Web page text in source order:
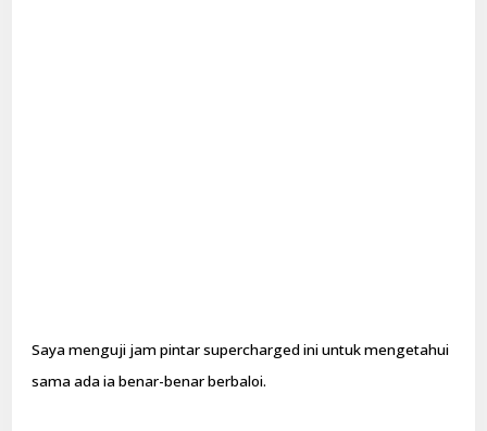
Saya menguji jam pintar supercharged ini untuk mengetahui
sama ada ia benar-benar berbaloi.